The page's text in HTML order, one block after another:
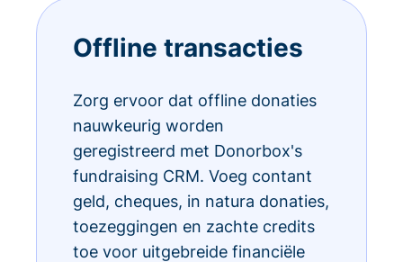
Offline transacties
Zorg ervoor dat offline donaties
nauwkeurig worden
geregistreerd met Donorbox's
fundraising CRM. Voeg contant
geld, cheques, in natura donaties,
toezeggingen en zachte credits
toe voor uitgebreide financiële